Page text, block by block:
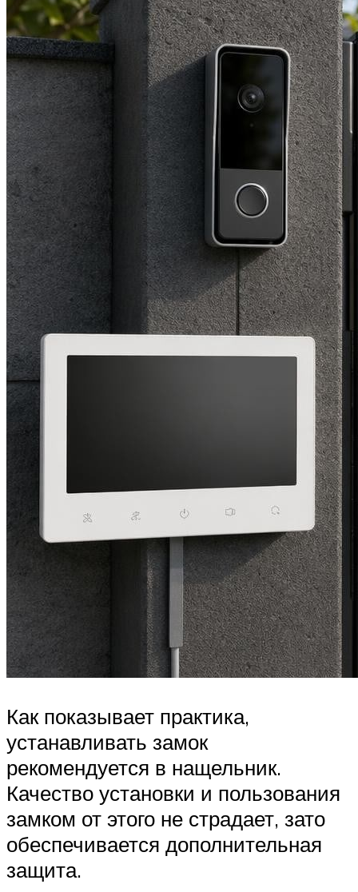
Как показывает практика,
устанавливать замок
рекомендуется в нащельник.
Качество установки и пользования
замком от этого не страдает, зато
обеспечивается дополнительная
защита.